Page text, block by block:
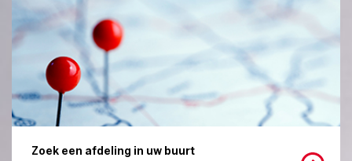
Zoek een afdeling in uw buurt